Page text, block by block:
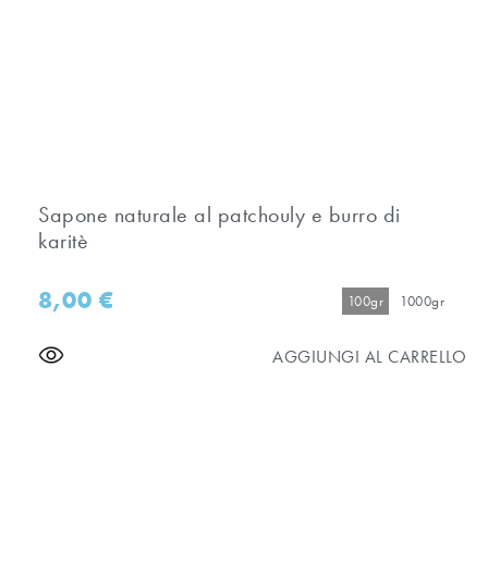
Sapone naturale al patchouly e burro di
karitè
8,00€ 100gr 1000gr
AGGIUNGI AL CARRELLO